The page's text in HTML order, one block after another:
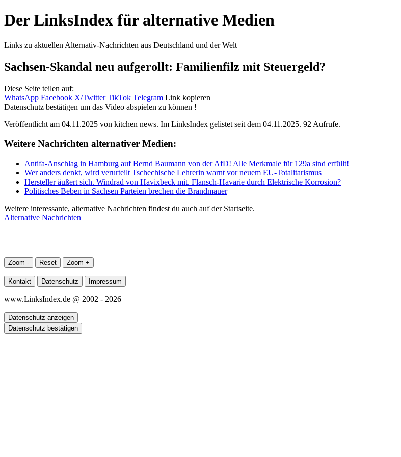
Der LinksIndex für alternative Medien
Links zu aktuellen Alternativ-Nachrichten aus Deutschland und der Welt
Sachsen-Skandal neu aufgerollt: Familienfilz mit Steuergeld?
Diese Seite teilen auf:
WhatsApp Facebook X/Twitter TikTok Telegram Link kopieren
Datenschutz bestätigen um das Video abspielen zu können !
Veröffentlicht am 04.11.2025 von kitchen news. Im LinksIndex gelistet seit dem 04.11.2025. 92 Aufrufe.
Weitere Nachrichten alternativer Medien:
Antifa-Anschlag in Hamburg auf Bernd Baumann von der AfD! Alle Merkmale für 129a sind erfüllt!
Wer anders denkt, wird verurteilt Tschechische Lehrerin warnt vor neuem EU-Totalitarismus
Hersteller äußert sich. Windrad von Havixbeck mit. Flansch-Havarie durch Elektrische Korrosion?
Politisches Beben in Sachsen Parteien brechen die Brandmauer
Weitere interessante, alternative Nachrichten findest du auch auf der Startseite.
Alternative Nachrichten
Zoom - Reset Zoom +
Kontakt Datenschutz Impressum
www.LinksIndex.de @ 2002 - 2026
Datenschutz anzeigen
Datenschutz bestätigen